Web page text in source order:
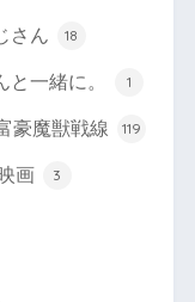
さん 18
と一緒に。 1
豪魔獣戦線 119
画 3